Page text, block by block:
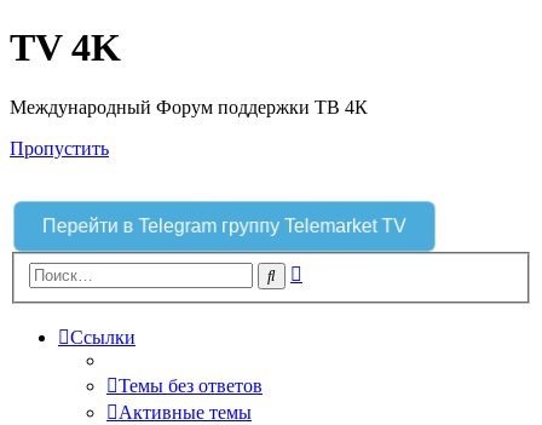
TV 4K
Международный Форум поддержки ТВ 4К
Пропустить
Перейти в Telegram группу Telemarket TV
Поиск
Ссылки
Темы без ответов
Активные темы